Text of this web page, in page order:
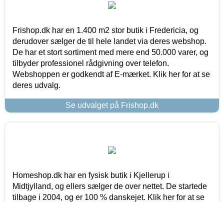
Frishop.dk har en 1.400 m2 stor butik i Fredericia, og
derudover sælger de til hele landet via deres webshop.
De har et stort sortiment med mere end 50.000 varer, og
tilbyder professionel rådgivning over telefon.
Webshoppen er godkendt af E-mærket. Klik her for at se
deres udvalg.
Se udvalget på Frishop.dk
Homeshop.dk har en fysisk butik i Kjellerup i
Midtjylland, og ellers sælger de over nettet. De startede
tilbage i 2004, og er 100 % danskejet. Klik her for at se